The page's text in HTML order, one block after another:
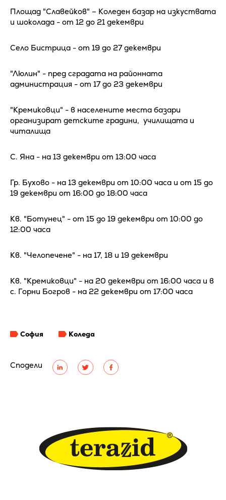
Сподели
Площад "Славейков" – Коледен базар на изкуствата
и шоколада - от 12 до 21 декември
Село Бистрица - от 19 до 27 декември
"Люлин" - пред сградата на районната
администрация - от 17 до 23 декември
"Кремиковци" - в населените места базари
организират детските градини, училищата и
читалища
С. Яна - на 13 декември от 13:00 часа
Гр. Бухово - на 13 декември от 10:00 часа и от 15 до
19 декември от 16:00 до 18:00 часа
Кв. "Ботунец" - от 15 до 19 декември от 10:00 до
12:00 часа
Кв. "Челопечене" - на 17, 18 и 19 декември
Кв. "Кремиковци" - на 20 декември от 16:00 часа и в
с. Горни Богров - на 22 декември от 17:00 часа
София Коледа